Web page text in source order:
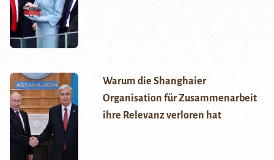
Warum die Shanghaier
Organisation für Zusammenarbeit
ihre Relevanz verloren hat